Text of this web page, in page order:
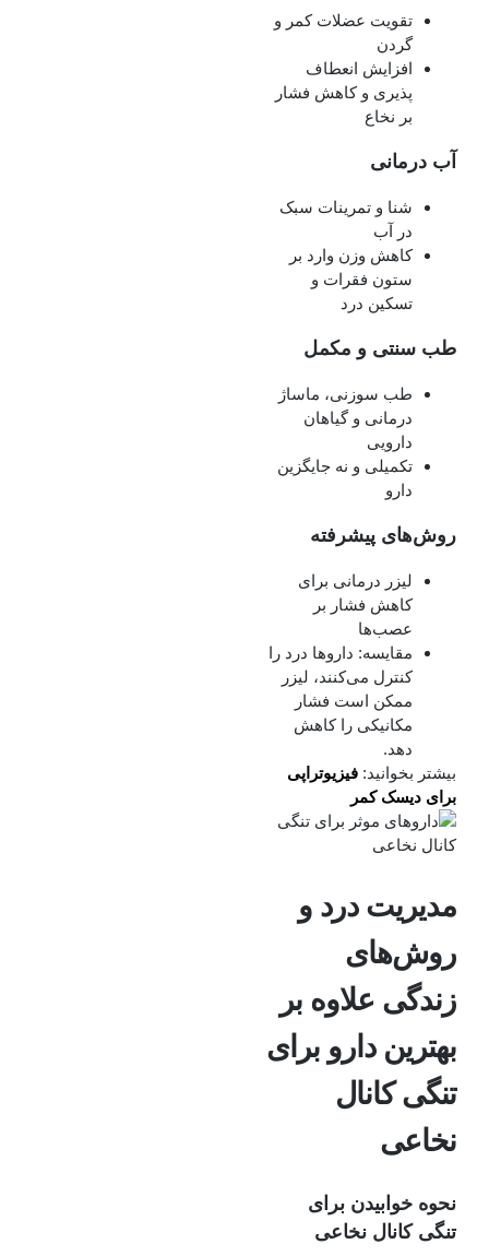
تقویت عضلات کمر و
گردن
افزایش انعطاف‌
پذیری و کاهش فشار
بر نخاع
آب‌ درمانی
شنا و تمرینات سبک
در آب
کاهش وزن وارد بر
ستون فقرات و
تسکین درد
طب سنتی و مکمل
طب سوزنی، ماساژ
درمانی و گیاهان
دارویی
تکمیلی و نه جایگزین
دارو
روش‌های پیشرفته
لیزر درمانی برای
کاهش فشار بر
عصب‌ها
مقایسه: داروها درد را
کنترل می‌کنند، لیزر
ممکن است فشار
مکانیکی را کاهش
دهد.
بیشتر بخوانید: فیزیوتراپی
برای دیسک کمر
مدیریت درد و
روش‌های
زندگی علاوه بر
بهترین دارو برای
تنگی کانال
نخاعی
نحوه خوابیدن برای
تنگی کانال نخاعی